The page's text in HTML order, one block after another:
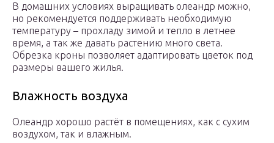
В домашних условиях выращивать олеандр можно,
но рекомендуется поддерживать необходимую
температуру – прохладу зимой и тепло в летнее
время, а так же давать растению много света.
Обрезка кроны позволяет адаптировать цветок под
размеры вашего жилья.
Влажность воздуха
Олеандр хорошо растёт в помещениях, как с сухим
воздухом, так и влажным.